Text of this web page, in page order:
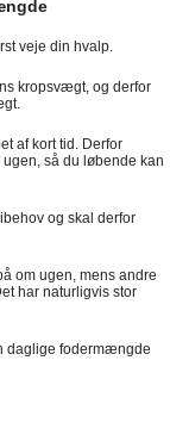
veje din hvalp.
kropsvægt, og derfor
af kort tid. Derfor
så du løbende kan
og skal derfor
om ugen, mens andre
har naturligvis stor
daglige fodermængde